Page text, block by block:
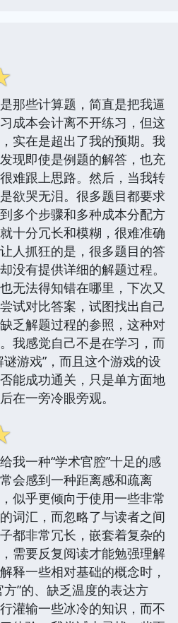
那些计算题，简直是把我逼
成本会计离不开练习，但这
实在是超出了我的预期。我
现即使是例题的解答，也充
难跟上思路。然后，当我转
欲哭无泪。很多题目都要求
多个步骤和多种成本分配方
十分冗长和模糊，很难准确
人抓狂的是，很多题目的答
没有提供详细的解题过程。
无法得知错在哪里，下次又
试对比答案，试图找出自己
乏解题过程的参照，这种对
我感觉自己不是在学习，而
游戏”，而且这个游戏的设
能成功通关，只是单方面地
在一旁冷眼旁观。
我一种“学术官腔”十足的感
会感到一种距离感和疏离
似乎更倾向于使用一些非常
词汇，而忽略了与读者之间
都非常冗长，嵌套着复杂的
需要反复阅读才能勉强理解
释一些相对基础的概念时，
”的、缺乏温度的表达方
灌输一些冰冷的知识，而不